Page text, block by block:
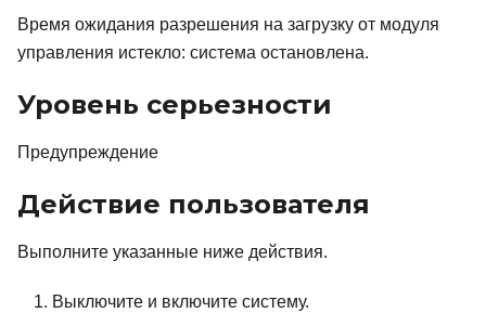
Время ожидания разрешения на загрузку от модуля
управления истекло: система остановлена.
Уровень серьезности
Предупреждение
Действие пользователя
Выполните указанные ниже действия.
Выключите и включите систему.